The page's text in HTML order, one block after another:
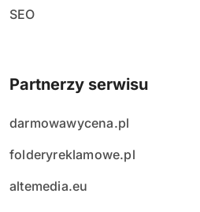
SEO
Partnerzy serwisu
darmowawycena.pl
folderyreklamowe.pl
altemedia.eu